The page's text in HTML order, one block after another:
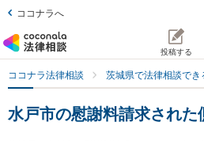
ココナラへ
投稿する
ココナラ法律相談 茨城県で法律相談でき
水戸市の慰謝料請求された